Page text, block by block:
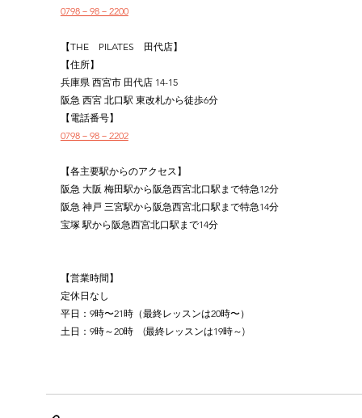
0798－98－2200
【THE　PILATES　田代店】
【住所】
兵庫県 西宮市 田代店 14-15
阪急 西宮 北口駅 東改札から徒歩6分
【電話番号】
0798－98－2202
【各主要駅からのアクセス】
阪急 大阪 梅田駅から阪急西宮北口駅まで特急12分
阪急 神戸 三宮駅から阪急西宮北口駅まで特急14分
宝塚 駅から阪急西宮北口駅まで14分
【営業時間】
定休日なし
平日：9時〜21時（最終レッスンは20時〜）
土日：9時～20時　(最終レッスンは19時～)